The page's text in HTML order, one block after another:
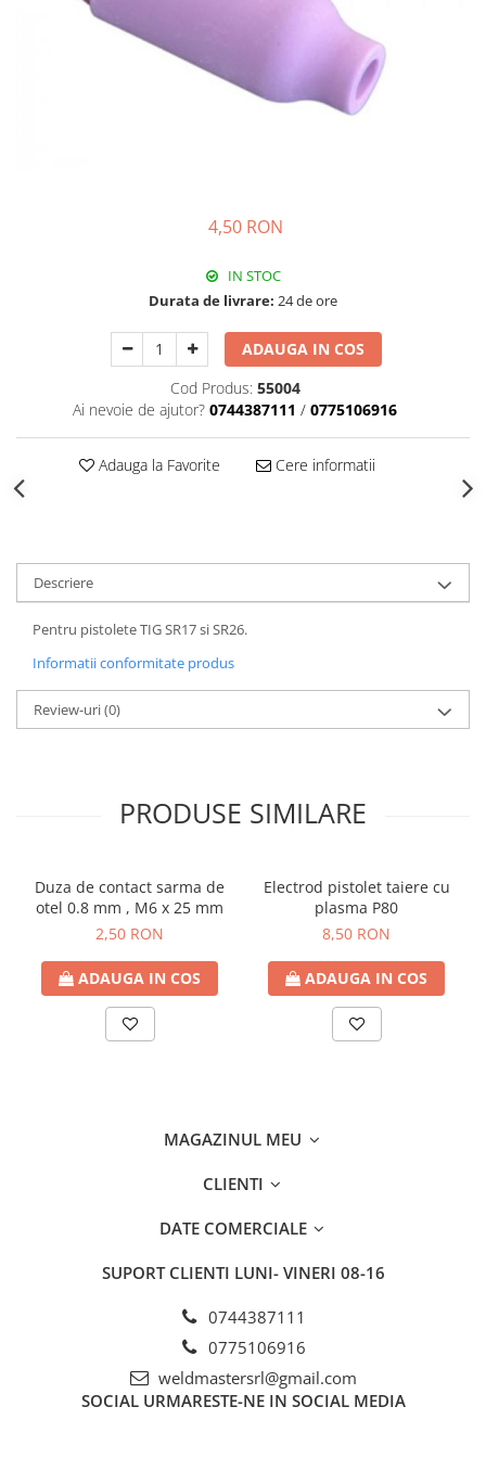
4,50 RON
IN STOC
Durata de livrare: 24 de ore
ADAUGA IN COS
Cod Produs: 55004
Ai nevoie de ajutor? 0744387111 / 0775106916
Adauga la Favorite Cere informatii
Descriere
Pentru pistolete TIG SR17 si SR26.
Informatii conformitate produs
Review-uri(0)
PRODUSE SIMILARE
Duza de contact sarma de
otel 0.8 mm , M6 x 25 mm
2,50 RON
ADAUGA IN COS
Electrod pistolet taiere cu
plasma P80
8,50 RON
ADAUGA IN COS
MAGAZINUL MEU
CLIENTI
DATE COMERCIALE
SUPORT CLIENTI LUNI- VINERI 08-16
0744387111
0775106916
weldmastersrl@gmail.com
SOCIAL URMARESTE-NE IN SOCIAL MEDIA